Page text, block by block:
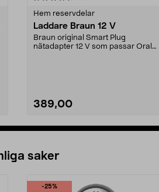
Hem reservdelar
Laddare Braun 12 V
Braun original Smart Plug
nätadapter 12 V som passar Oral-
389,00
saker
-25%